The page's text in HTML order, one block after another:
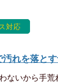
対応
汚れを落と
ないから手